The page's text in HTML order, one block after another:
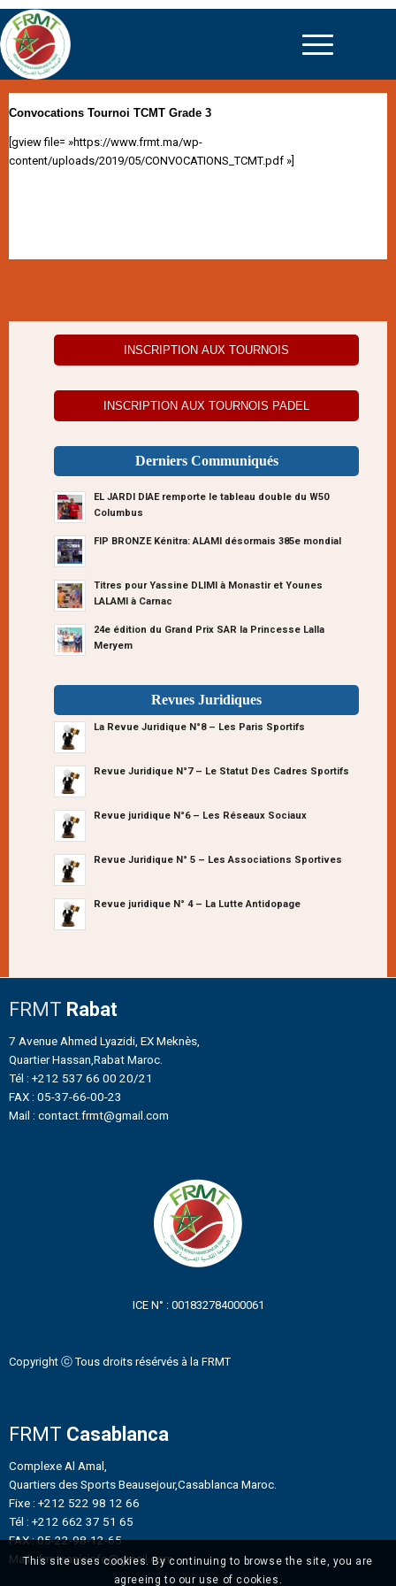
Convocations Tournoi TCMT Grade 3
[gview file= »https://www.frmt.ma/wp-
content/uploads/2019/05/CONVOCATIONS_TCMT.pdf »]
INSCRIPTION AUX TOURNOIS
INSCRIPTION AUX TOURNOIS PADEL
Derniers Communiqués
EL JARDI DIAE remporte le tableau double du W50
Columbus
FIP BRONZE Kénitra: ALAMI désormais 385e mondial
Titres pour Yassine DLIMI à Monastir et Younes
LALAMI à Carnac
24e édition du Grand Prix SAR la Princesse Lalla
Meryem
Revues Juridiques
La Revue Juridique N°8 – Les Paris Sportifs
Revue Juridique N°7 – Le Statut Des Cadres Sportifs
Revue juridique N°6 – Les Réseaux Sociaux
Revue Juridique N° 5 – Les Associations Sportives
Revue juridique N° 4 – La Lutte Antidopage
FRMT Rabat
7 Avenue Ahmed Lyazidi, EX Meknès,
Quartier Hassan,Rabat Maroc.
Tél : +212 537 66 00 20/21
FAX : 05-37-66-00-23
Mail : contact.frmt@gmail.com
ICE N° : 001832784000061
Copyright ⓒ Tous droits résérvés à la FRMT
FRMT Casablanca
Complexe Al Amal,
Quartiers des Sports Beausejour,Casablanca Maroc.
Fixe : +212 522 98 12 66
Tél : +212 662 37 51 65
FAX : 05-22-98-12-65
Mail : frmtennisinfo@gmail.com
This site uses cookies. By continuing to browse the site, you are
agreeing to our use of cookies.